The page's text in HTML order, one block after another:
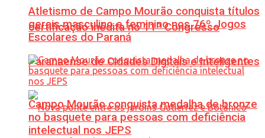
certificação inédita no 11º Congresso
Paranaense de Cidades Digitais e Inteligentes
Atletismo de Campo Mourão conquista títulos
gerais masculino e feminino nos 76º Jogos
Escolares do Paraná
Campo Mourão conquista medalha de bronze
no basquete para pessoas com deficiência
intelectual nos JEPS